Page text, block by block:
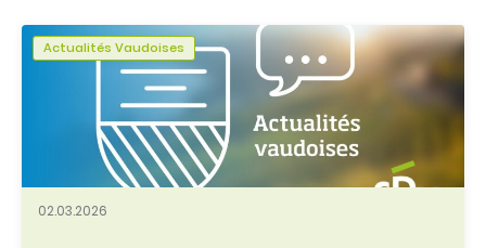
Actualités Vaudoises
02.03.2026